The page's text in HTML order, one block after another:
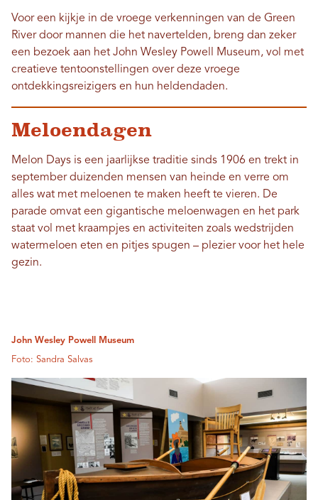
Voor een kijkje in de vroege verkenningen van de Green
River door mannen die het navertelden, breng dan zeker
een bezoek aan het John Wesley Powell Museum, vol met
creatieve tentoonstellingen over deze vroege
ontdekkingsreizigers en hun heldendaden.
Meloendagen
Melon Days is een jaarlijkse traditie sinds 1906 en trekt in
september duizenden mensen van heinde en verre om
alles wat met meloenen te maken heeft te vieren. De
parade omvat een gigantische meloenwagen en het park
staat vol met kraampjes en activiteiten zoals wedstrijden
watermeloen eten en pitjes spugen – plezier voor het hele
gezin.
John Wesley Powell Museum
Foto: Sandra Salvas